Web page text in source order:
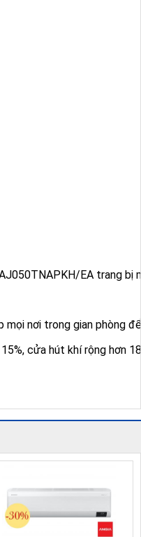
EA trang bị
mọi nơi trong gian phòng
cửa hút khí rộng hơn